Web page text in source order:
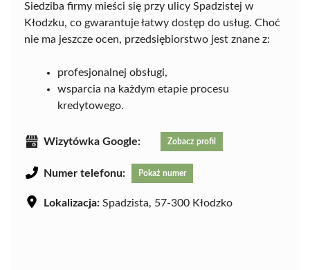
Siedziba firmy mieści się przy ulicy Spadzistej w
Kłodzku, co gwarantuje łatwy dostęp do usług. Choć
nie ma jeszcze ocen, przedsiębiorstwo jest znane z:
profesjonalnej obsługi,
wsparcia na każdym etapie procesu
kredytowego.
Wizytówka Google: Zobacz profil
Numer telefonu: Pokaż numer
Lokalizacja: Spadzista, 57-300 Kłodzko